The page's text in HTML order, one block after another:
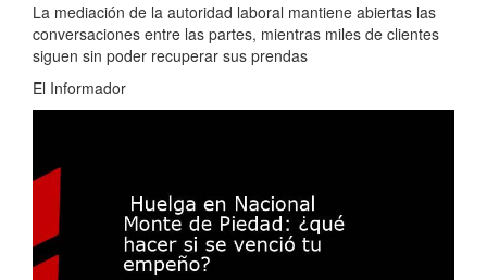
La mediación de la autoridad laboral mantiene abiertas las
conversaciones entre las partes, mientras miles de clientes
siguen sin poder recuperar sus prendas
El Informador